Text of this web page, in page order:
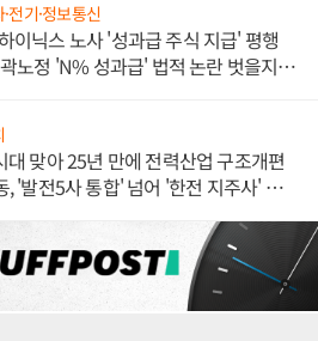
전기·정보통신
이닉스 노사 '성과급 주식 지급' 평행
노정 'N% 성과급' 법적 논란 벗을지 주
대 맞아 25년 만에 전력산업 구조개편
, '발전5사 통합' 넘어 '한전 지주사' 재편